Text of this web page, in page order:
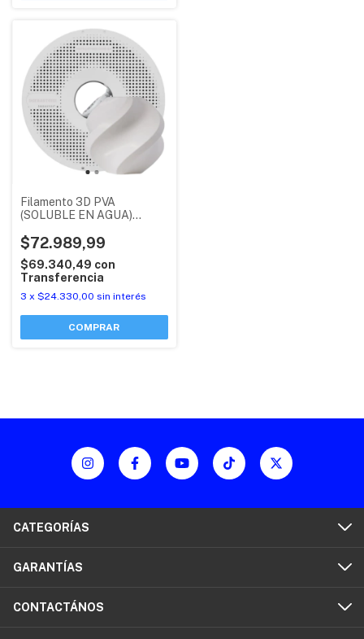
Filamento 3D PVA
(SOLUBLE EN AGUA)
RFID
$72.989,99
$69.340,49 con
Transferencia
3 x $24.330,00 sin interés
COMPRAR
CATEGORÍAS
GARANTÍAS
CONTACTÁNOS